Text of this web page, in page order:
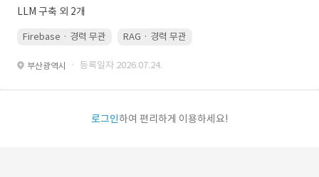
LLM 구축 외 2개
Firebase · 경력 무관 RAG · 경력 무관
부산광역시 · 등록일자 2026.07.24.
로그인하여 편리하게 이용하세요!